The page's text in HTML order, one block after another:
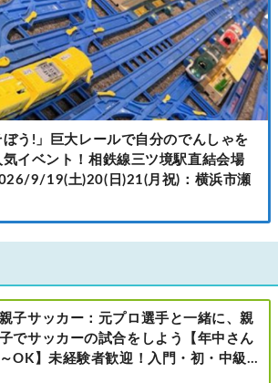
ぼう!」巨大レールで自分のでんしゃを
イベント！相鉄線三ツ境駅直結会場
9/19(土)20(日)21(月祝)：横浜市瀬
親子サッカー：元プロ選手と一緒に、親
子でサッカーの試合をしよう【年中さん
～OK】未経験者歓迎！入門・初・中級の